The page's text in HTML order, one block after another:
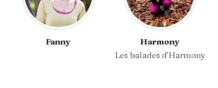
Fanny
Harmony
Les balades d’Harmony